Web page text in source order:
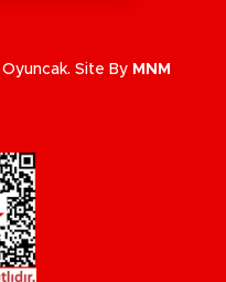
Site By MNM